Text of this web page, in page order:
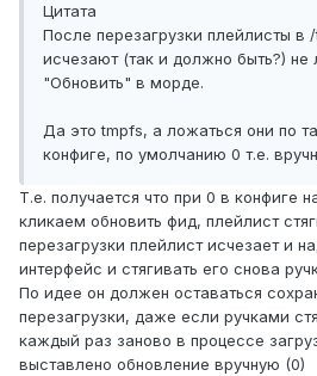
Цитата
После перезагрузки плейлисты
исчезают (так и должно быть?) не
"Обновить" в морде.
Да это tmpfs, а ложаться они по
конфиге, по умолчанию 0 т.е.
Т.е. получается что при 0 в конфиге
кликаем обновить фид, плейлист
перезагрузки плейлист исчезает и
интерфейс и стягивать его снова
По идее он должен оставаться
перезагрузки, даже если ручками
каждый раз заново в процессе
выставлено обновление вручную (0)